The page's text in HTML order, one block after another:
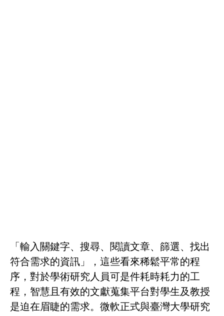
「輸入關鍵字、搜尋、閱讀文章、篩選、找出
符合需求的資訊」，這些看來稀鬆平常的程
序，對於學術研究人員可是件耗時耗力的工
程，智慧且有效的文獻蒐集平台對學生及教授
是迫在眉睫的需求。微軟正式與臺灣大學研究